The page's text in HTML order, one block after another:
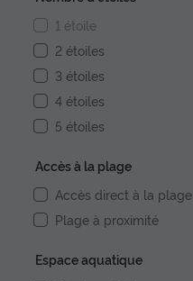
1 étoile
2 étoiles
3 étoiles
4 étoiles
5 étoiles
Accès à la plage
Accès direct à la plage
Plage à proximité
Espace aquatique